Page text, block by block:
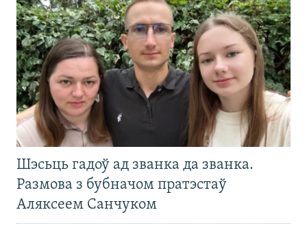
Шэсьць гадоў ад званка да званка.
Размова з бубначом пратэстаў
Аляксеем Санчуком